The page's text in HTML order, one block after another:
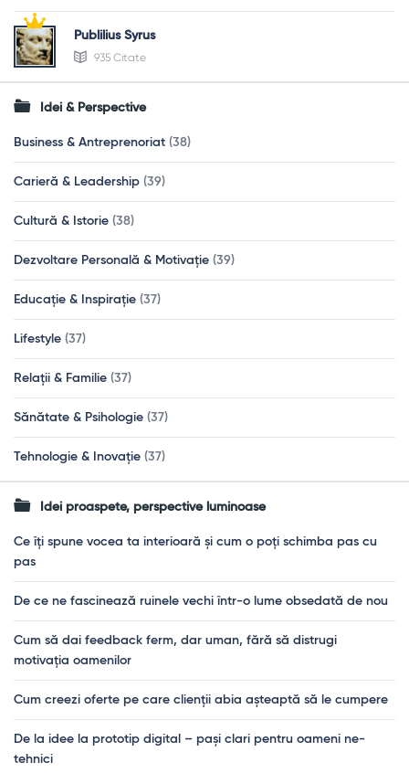
Publilius Syrus
935 Citate
Idei & Perspective
Business & Antreprenoriat (38)
Carieră & Leadership (39)
Cultură & Istorie (38)
Dezvoltare Personală & Motivație (39)
Educație & Inspirație (37)
Lifestyle (37)
Relații & Familie (37)
Sănătate & Psihologie (37)
Tehnologie & Inovație (37)
Idei proaspete, perspective luminoase
Ce îți spune vocea ta interioară și cum o poți schimba pas cu
pas
De ce ne fascinează ruinele vechi într-o lume obsedată de nou
Cum să dai feedback ferm, dar uman, fără să distrugi
motivația oamenilor
Cum creezi oferte pe care clienții abia așteaptă să le cumpere
De la idee la prototip digital – pași clari pentru oameni ne-
tehnici